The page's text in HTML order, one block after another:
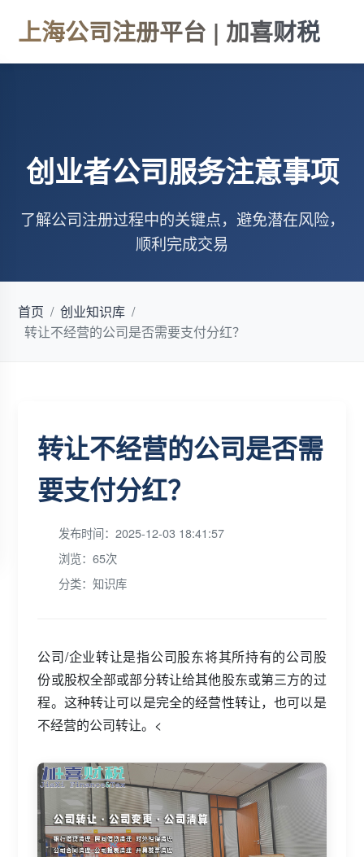
上海公司注册平台 | 加喜财税
创业者公司服务注意事项
了解公司注册过程中的关键点，避免潜在风险，
顺利完成交易
首页 / 创业知识库 /
转让不经营的公司是否需要支付分红？
转让不经营的公司是否需
要支付分红？
发布时间：2025-12-03 18:41:57
浏览：65次
分类：知识库
公司/企业转让是指公司股东将其所持有的公司股
份或股权全部或部分转让给其他股东或第三方的过
程。这种转让可以是完全的经营性转让，也可以是
不经营的公司转让。<